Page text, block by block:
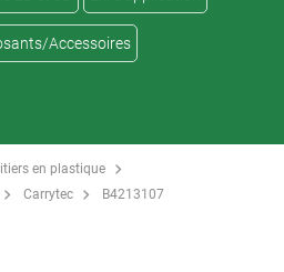
Accessoires
en plastique
Carrytec B4213107